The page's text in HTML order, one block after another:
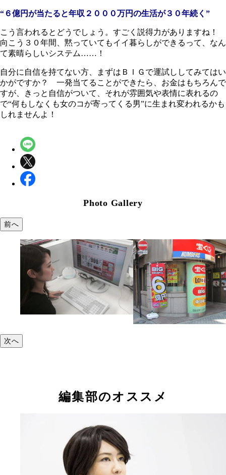
“６億円が当たると年収２０００万円の生活が３０年続く”
こう言われるとどうでしょう。すごく説得力がありますね！
向こう３０年間、黙っていてもイイ暮らしができるって、なん
て素晴らしいシステム……！
自分に自信を持てない方、まずはＢＩＧで運試ししてみてはい
かがですか？ 一発当てることができたら、お金はもちろんで
すが、きっと自信がついて、それが雰囲気や表情に表れるの
で“何もしなくも女のコが寄ってくる男”に生まれ変われるかも
しれませんよ！
Photo Gallery
前へ
次へ
編集部のオススメ